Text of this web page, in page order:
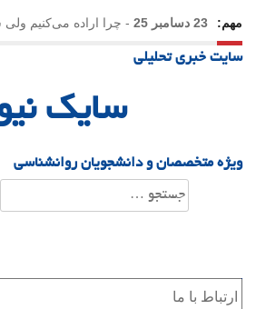
مهم: 23 دسامبر 25 - چرا اراده می‌کنیم
21 دسامبر 25
سایت خبری تحلیلی
سایک
ویژه متخصصان و دانشجویان روانشناسی
جستجو
برای: